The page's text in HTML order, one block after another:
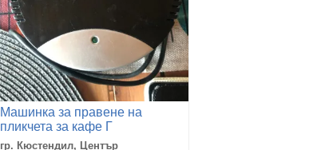
Машинка за правене на
пликчета за кафе Г
гр. Кюстендил, Център